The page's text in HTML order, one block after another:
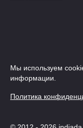
Мы используем
информации.
Политика